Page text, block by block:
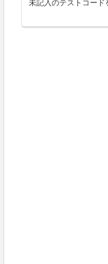
未記入のテストコード